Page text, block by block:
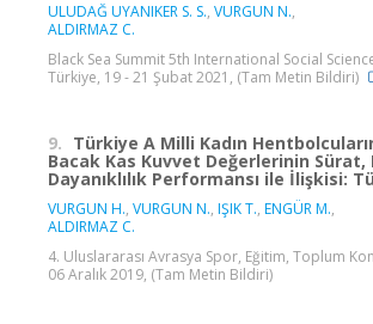
ULUDAĞ UYANIKER S. S., VURGUN N.,
ALDIRMAZ C.
Black Sea Summit 5th International Social
Türkiye, 19 - 21 Şubat 2021, (Tam Metin Bildiri)
9. Türkiye A Milli Kadın
Bacak Kas Kuvvet Değerlerinin Sürat,
Dayanıklılık Performansı ile İlişkisi:
VURGUN H., VURGUN N., IŞIK T., ENGÜR M.,
ALDIRMAZ C.
4. Uluslararası Avrasya Spor, Eğitim, Toplum
06 Aralık 2019, (Tam Metin Bildiri)